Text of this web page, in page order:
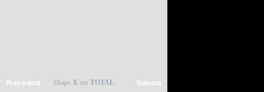
Diapo X sur TOTAL
Précédent Suivant